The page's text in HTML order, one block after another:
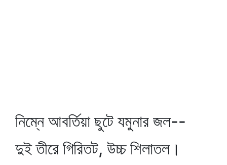
নিম্নে আবর্তিয়া ছুটে যমুনার জল--
দুই তীরে গিরিতট, উচ্চ শিলাতল।